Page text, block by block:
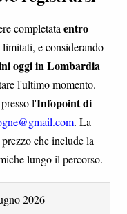
completataentro
e considerando
oggi in Lombardia
l'ultimo momento.
l'Infopoint di
. La
che include la
lungo il percorso.
2026